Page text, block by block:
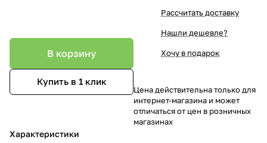
В корзину
Купить в 1 клик
Характеристики
Рассчитать доставку
Нашли дешевле?
Хочу в подарок
Цена действительна только для
интернет-магазина и может
отличаться от цен в розничных
магазинах